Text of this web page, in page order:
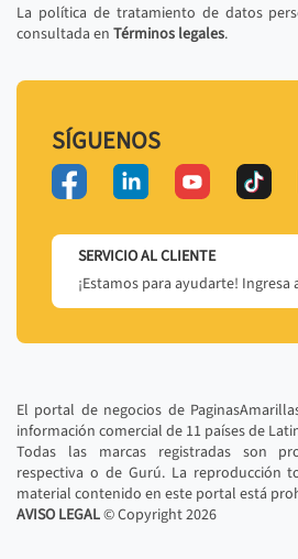
La política de tratamiento de datos
consultada en Términos legales.
SÍGUENOS
SERVICIO AL CLIENTE
¡Estamos para ayudarte! Ingresa
El portal de negocios de
información comercial de 11 países de
Todas las marcas registradas son
respectiva o de Gurú. La reproducción
material contenido en este portal está
AVISO LEGAL© Copyright2026